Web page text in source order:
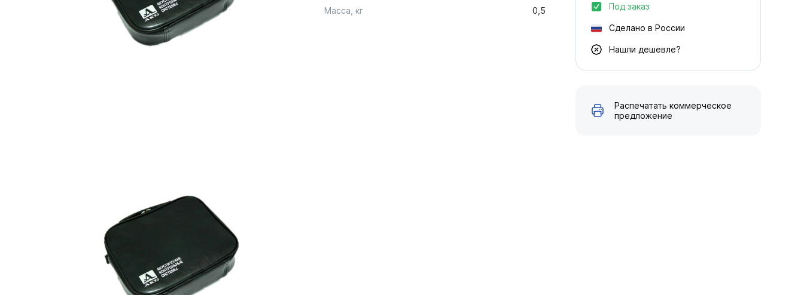
Масса, кг
0,5 Под заказ
Сделано в России
Нашли дешевле?
Распечатать коммерческое
предложение